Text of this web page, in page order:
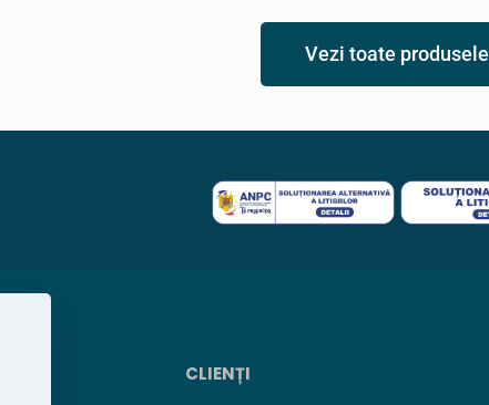
Vezi toate produsele
CLIENȚI